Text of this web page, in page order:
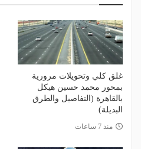
غلق كلي وتحويلات مرورية
بمحور محمد حسين هيكل
بالقاهرة (التفاصيل والطرق
البديلة)
منذ 7 ساعات